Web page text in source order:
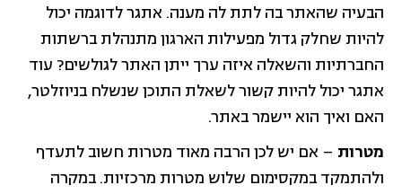
הבעיה שהאתר בה לתת לה מענה. אתגר לדוגמה יכול
להיות שחלק גדול מפעילות הארגון מתנהלת ברשתות
החברתיות והשאלה איזה ערך ייתן האתר לגולשים? עוד
אתגר יכול להיות קשור לשאלת התוכן שנשלח בניוזלטר,
האם ואיך הוא יישמר באתר.
מטרות – אם יש לכן הרבה מאוד מטרות חשוב לתעדף
ולהתמקד במקסימום שלוש מטרות מרכזיות. במקרה